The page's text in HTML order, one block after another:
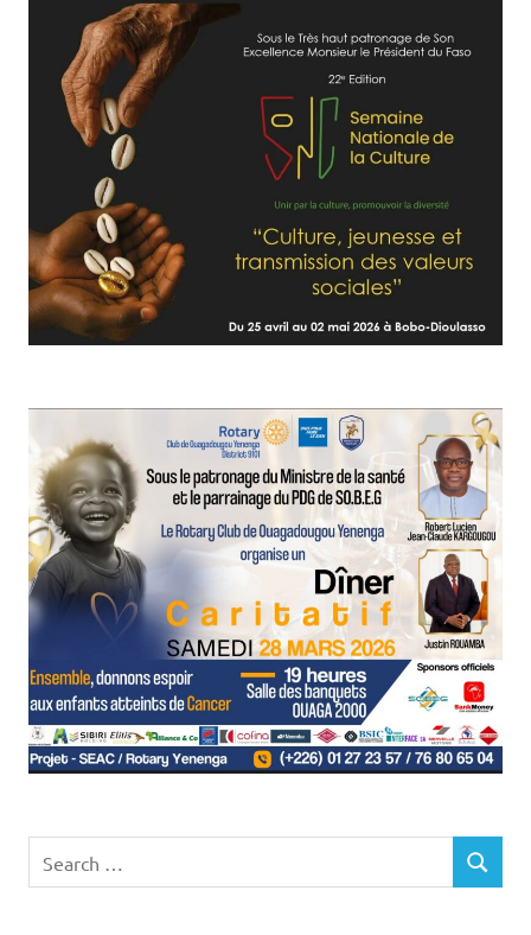
for:
SEARCH